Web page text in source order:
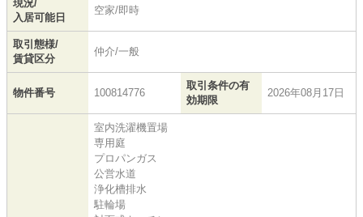
現況/
入居可能日
空家/即時
取引態様/
賃貸区分
仲介/一般
物件番号 100814776
取引条件の有
効期限
2026年08月17日
室内洗濯機置場
専用庭
プロパンガス
公営水道
浄化槽排水
駐輪場